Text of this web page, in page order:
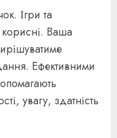
Ігри та
корисні. Ваша
Ефективними
увагу, здатність